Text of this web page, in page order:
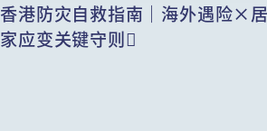
香港防灾自救指南｜海外遇险×
家应变关键守则